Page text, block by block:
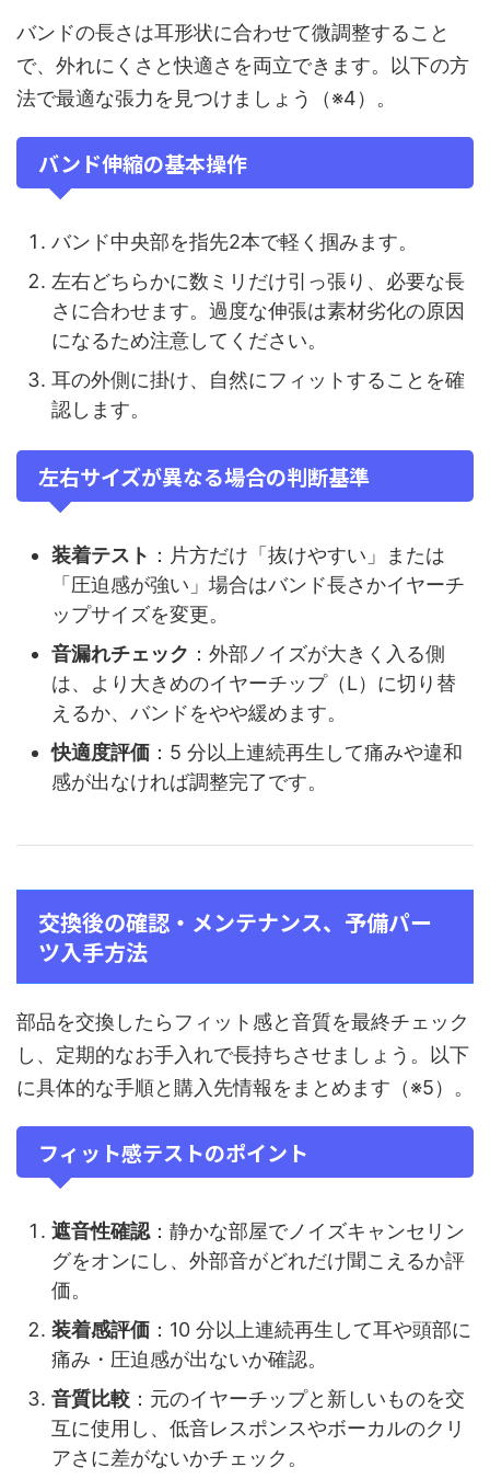
バンドの長さは耳形状に合わせて微調整すること
で、外れにくさと快適さを両立できます。以下の方
法で最適な張力を見つけましょう（※4）。
バンド伸縮の基本操作
バンド中央部を指先2本で軽く掴みます。
左右どちらかに数ミリだけ引っ張り、必要な長
さに合わせます。過度な伸張は素材劣化の原因
になるため注意してください。
耳の外側に掛け、自然にフィットすることを確
認します。
左右サイズが異なる場合の判断基準
装着テスト ：片方だけ「抜けやすい」または
「圧迫感が強い」場合はバンド長さかイヤーチ
ップサイズを変更。
音漏れチェック ：外部ノイズが大きく入る側
は、より大きめのイヤーチップ（L）に切り替
えるか、バンドをやや緩めます。
快適度評価 ：5 分以上連続再生して痛みや違和
感が出なければ調整完了です。
交換後の確認・メンテナンス、予備パー
ツ入手方法
部品を交換したらフィット感と音質を最終チェック
し、定期的なお手入れで長持ちさせましょう。以下
に具体的な手順と購入先情報をまとめます（※5）。
フィット感テストのポイント
遮音性確認：静かな部屋でノイズキャンセリン
グをオンにし、外部音がどれだけ聞こえるか評
価。
装着感評価 ：10 分以上連続再生して耳や頭部に
痛み・圧迫感が出ないか確認。
音質比較 ：元のイヤーチップと新しいものを交
互に使用し、低音レスポンスやボーカルのクリ
アさに差がないかチェック。